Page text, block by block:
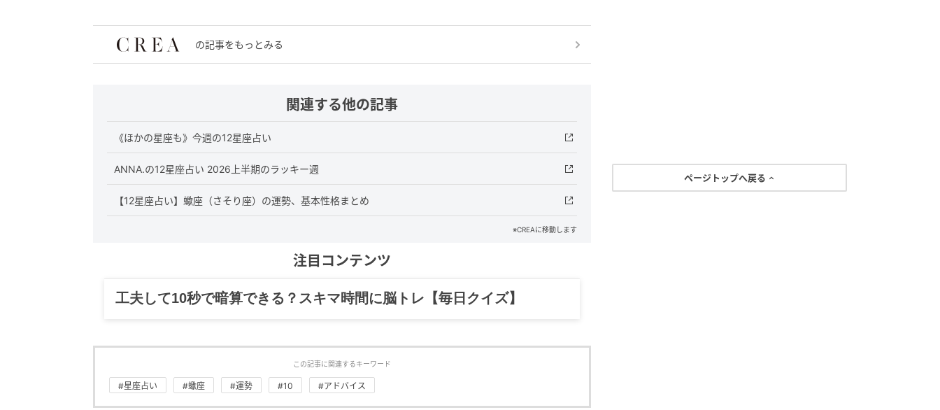
の記事をもっとみる
関連する他の記事
《ほかの星座も》今週の12星座占い
ANNA.の12星座占い 2026上半期のラッキー週
【12星座占い】蠍座（さそり座）の運勢、基本性格まとめ
※CREAに移動します
注目コンテンツ
工夫して10秒で暗算できる？スキマ時間に脳トレ【毎日クイズ】
この記事に関連するキーワード
#星座占い #蠍座 #運勢 #10 #アドバイス
ページトップへ戻る